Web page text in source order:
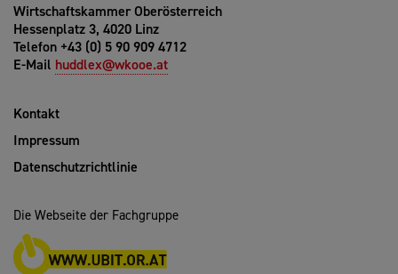
Wirtschaftskammer Oberösterreich
Hessenplatz 3, 4020 Linz
Telefon +43 (0) 5 90 909 4712
E-Mail huddlex@wkooe.at
Kontakt
Impressum
Datenschutzrichtlinie
Die Webseite der Fachgruppe